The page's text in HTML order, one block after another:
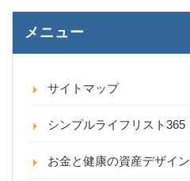
メニュー
サイトマップ
シンプルライフリスト365
お金と健康の資産デザイン